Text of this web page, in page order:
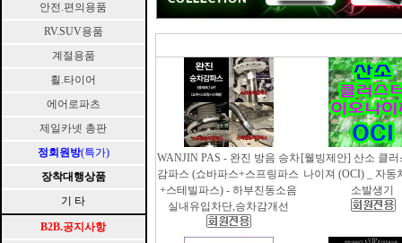
안전.편의용품
RV.SUV용품
계절용품
휠.타이어
에어로파츠
제일카넷 총판
정회원방(특가)
장착대행상품
기 타
B2B.공지사항
WANJIN PAS - 완진 방음 승차
감파스 (쇼바파스+스프링파스
+스테빌파스) - 하부진동소음
실내유입차단,승차감개선
[웰빙제안] 산소 클
나이져 (OCI) _ 자동
소발생기